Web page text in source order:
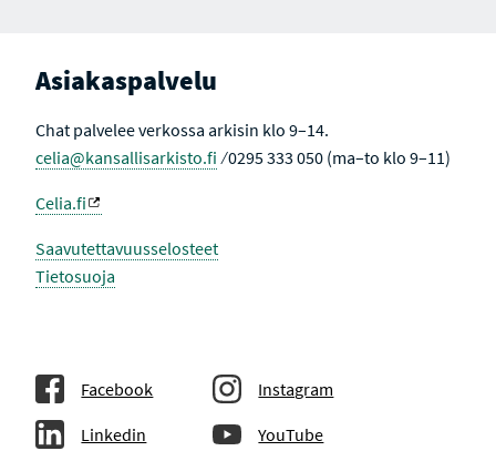
Asiakaspalvelu
Chat palvelee verkossa arkisin klo 9–14.
celia@kansallisarkisto.fi ⁄ 0295 333 050 (ma–to klo 9–11)
Celia.fi
Saavutettavuusselosteet
Tietosuoja
Facebook Instagram
Linkedin YouTube